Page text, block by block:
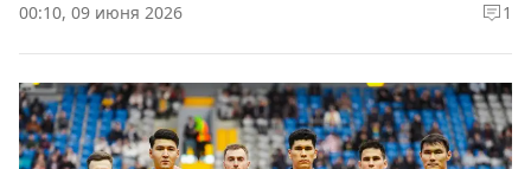
00:10, 09 июня 2026 1